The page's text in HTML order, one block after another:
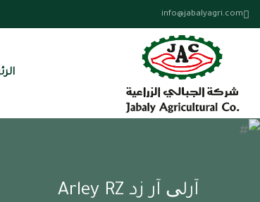
info@jabalyagri.com
آرلی آر زد Arley RZ